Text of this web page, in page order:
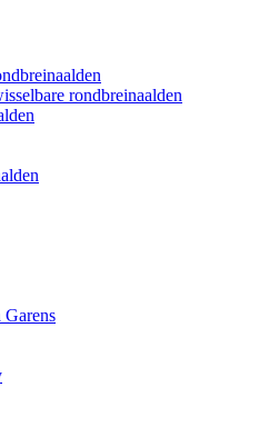
rondbreinaalden